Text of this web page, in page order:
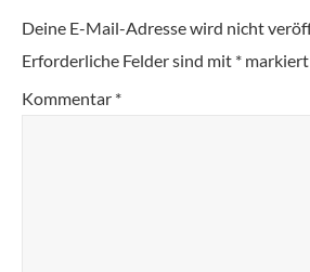
Deine E-Mail-Adresse wird nicht
Erforderliche Felder sind mit * markiert
Kommentar *